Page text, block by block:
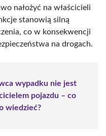
nałożyć na właścicieli
stanowią silną
co w konsekwencji
na drogach.
wypadku nie jest
pojazdu – co
wiedzieć?